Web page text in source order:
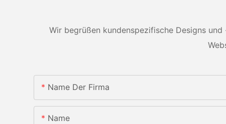
Wir begrüßen kundenspezifische Designs
Name Der Firma
Name